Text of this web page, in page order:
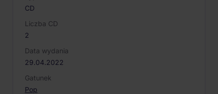
CD
Liczba CD
2
Data wydania
29.04.2022
Gatunek
Pop